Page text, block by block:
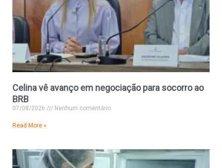
Celina vê avanço em negociação para socorro ao
BRB
07/08/2026 Nenhum comentário
Read More »